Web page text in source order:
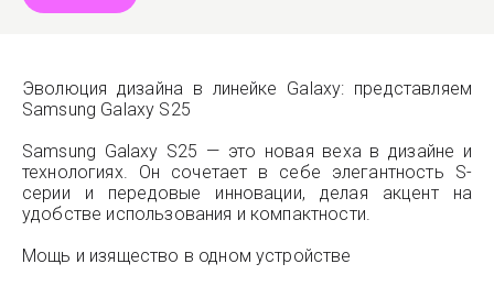
Эволюция дизайна в линейке Galaxy: представляем
Samsung Galaxy S25
Samsung Galaxy S25 — это новая веха в дизайне и
технологиях. Он сочетает в себе элегантность S-
серии и передовые инновации, делая акцент на
удобстве использования и компактности.
Мощь и изящество в одном устройстве